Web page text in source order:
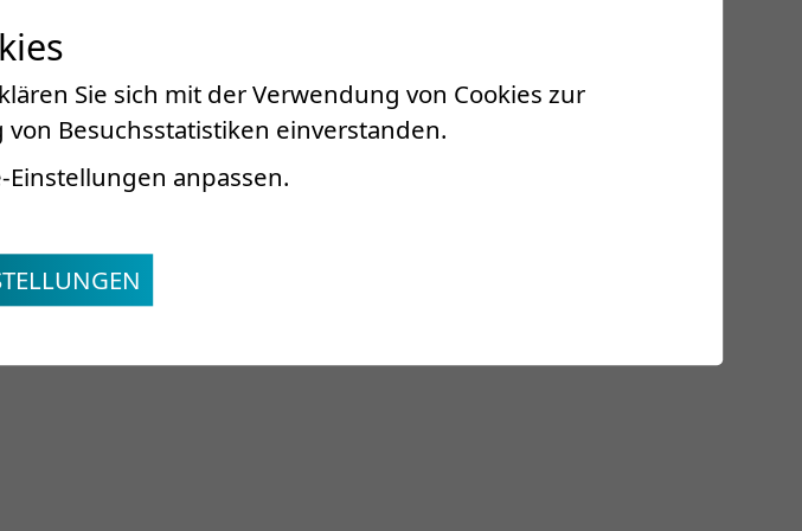
auf ihre technischen Einrichtungen und interdisziplinären
Werkstatt (Prothesen und Schuhwerk)) zurück.
Sie sich mit der Verwendung von Cookies zur
Besuchsstatistiken einverstanden.
anpassen.